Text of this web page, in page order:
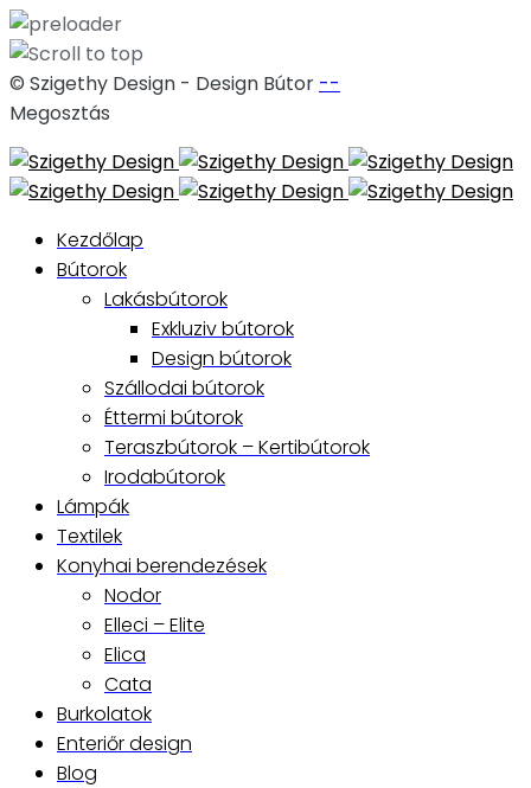
© Szigethy Design - Design Bútor --
Megosztás
Skip
to
Kezdőlap
Bútorok
Lakásbútorok
Exkluziv bútorok
Design bútorok
Szállodai bútorok
Éttermi bútorok
Teraszbútorok – Kertibútorok
Irodabútorok
Lámpák
Textilek
Konyhai berendezések
Nodor
Elleci – Elite
Elica
Cata
Burkolatok
Enteriőr design
Blog